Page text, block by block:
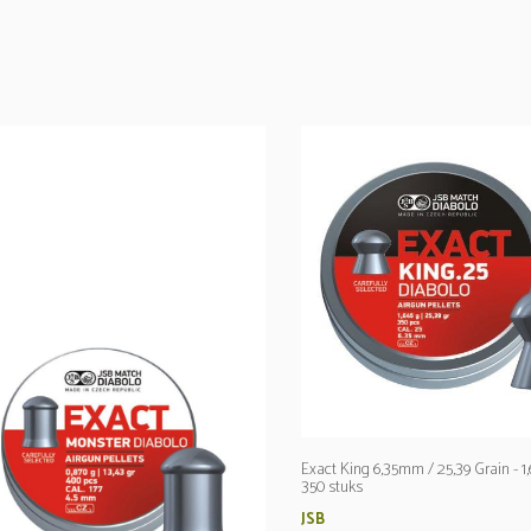
Exact King 6,35mm / 25,39 Grain -
350 stuks
JSB